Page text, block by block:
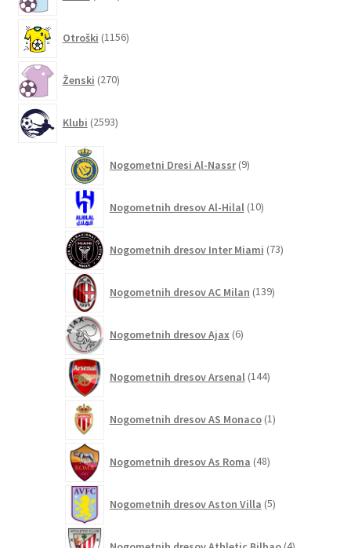
Otroški 1156izdelkov
Ženski 270izdelkov
Klubi 2593izdelkov
Nogometni Dresi Al-Nassr 9izdelkov
Nogometnih dresov Al-Hilal 10izdelkov
Nogometnih dresov Inter Miami 73izdelkov
Nogometnih dresov AC Milan 139izdelkov
Nogometnih dresov Ajax 6izdelkov
Nogometnih dresov Arsenal 144izdelkov
Nogometnih dresov AS Monaco 1izdelek
Nogometnih dresov As Roma 48izdelkov
Nogometnih dresov Aston Villa 5izdelkov